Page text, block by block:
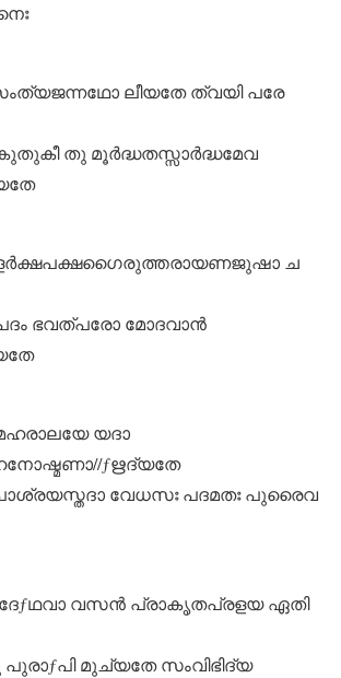
ലീയതേ ത്വയി പരേ
തു മൂർദ്ധതസ്സാർദ്ധമേവ
ച
ഭവത്പരോ മോദവാൻ
യദാ
ƒഋദ്യതേ
വേധസഃ പദമതഃ പുരൈവ
വസൻ പ്രാകൃതപ്രളയ ഏതി
മുച്യതേ സംവിഭിദ്യ